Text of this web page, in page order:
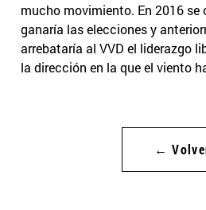
mucho movimiento. En 2016 se
ganaría las elecciones y
arrebataría al VVD el liderazgo
la dirección en la que el viento
←